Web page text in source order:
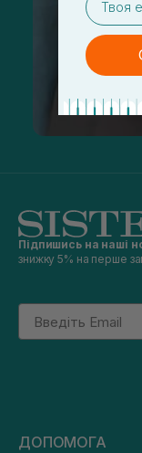
Підпишись на наші
знижку 5% на перше
Email
ДОПОМОГА